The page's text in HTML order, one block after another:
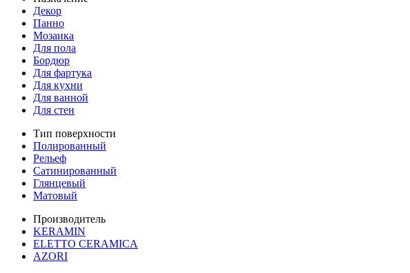
Декор
Панно
Мозаика
Для пола
Бордюр
Для фартука
Для кухни
Для ванной
Для стен
Тип поверхности
Полированный
Рельеф
Сатинированный
Глянцевый
Матовый
Производитель
KERAMIN
ELETTO CERAMICA
AZORI